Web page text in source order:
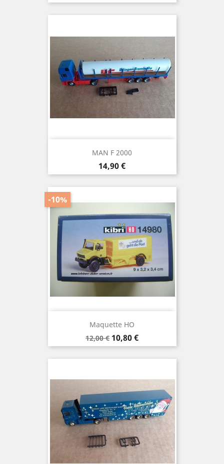
MAN F 2000
Prix
14,90 €
Maquette HO
Prix
de
base
12,00 €
-10%
Prix
10,80 €